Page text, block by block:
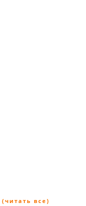
(читать все)